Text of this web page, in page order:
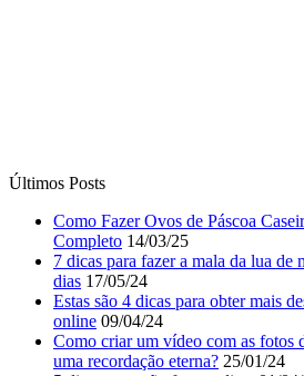
Últimos Posts
Como Fazer Ovos de Páscoa
Completo 14/03/25
7 dicas para fazer a mala da lua de
dias 17/05/24
Estas são 4 dicas para obter mais
online 09/04/24
Como criar um vídeo com as fotos
uma recordação eterna? 25/01/24